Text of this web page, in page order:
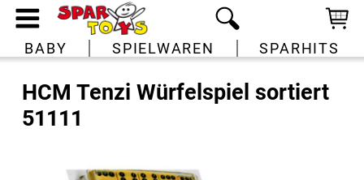
BABY SPIELWAREN SPARHITS
HCM Tenzi Würfelspiel sortiert
51111